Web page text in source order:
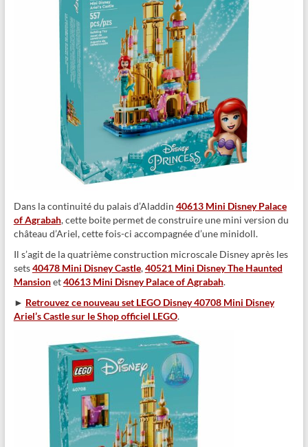
Dans la continuité du palais d’Aladdin 40613 Mini Disney Palace
of Agrabah, cette boite permet de construire une mini version du
château d’Ariel, cette fois-ci accompagnée d’une minidoll.
Il s’agit de la quatrième construction microscale Disney après les
sets40478 Mini Disney Castle,40521 Mini Disney The Haunted
Mansionet40613 Mini Disney Palace of Agrabah.
► Retrouvez ce nouveau set LEGO Disney 40708 Mini Disney
Ariel’s Castle sur le Shop officiel LEGO.